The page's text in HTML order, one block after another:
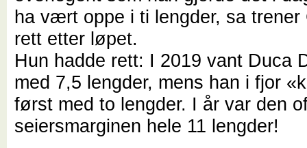
ha vært oppe i ti lengder, sa trener
rett etter løpet.
Hun hadde rett: I 2019 vant Duca
med 7,5 lengder, mens han i fjor
først med to lengder. I år var den
seiersmarginen hele 11 lengder!